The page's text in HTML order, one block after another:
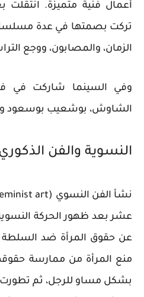
أعمال فنية متميزة. انتقلت
تركت بصمتها في عدة
الزمان، والمصابون، ووجع
وفي السينما شاركت في
الشاوش، بوشعيب بوسعود و
النسوية والفن
عشر بعد ظهور الحركة
عن حقوق المرأة ضد السلطة
منع المرأة من ممارسة
بشكل مساو للرجل، ثم تطورت